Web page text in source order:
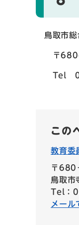
鳥取市総
〒680-
Tel
この
教育委
〒
鳥取市
Tel：
メール